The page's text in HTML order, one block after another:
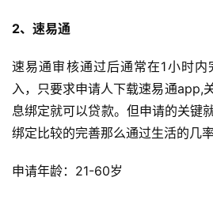
2、速易通
速易通审核通过后通常在1小时
入，只要求申请人下载速易通app,
息绑定就可以贷款。但申请的关键
绑定比较的完善那么通过生活的几
申请年龄：21-60岁